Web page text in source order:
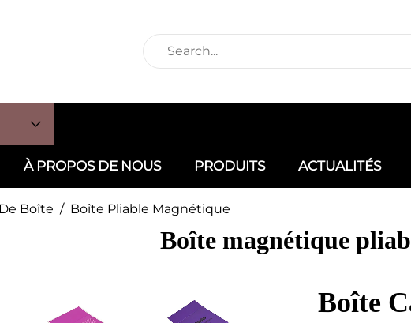
À PROPOS DE NOUS PRODUITS ACTUALITÉS
Boîte / Boîte Pliable Magnétique
Boîte magnétique
Boîte